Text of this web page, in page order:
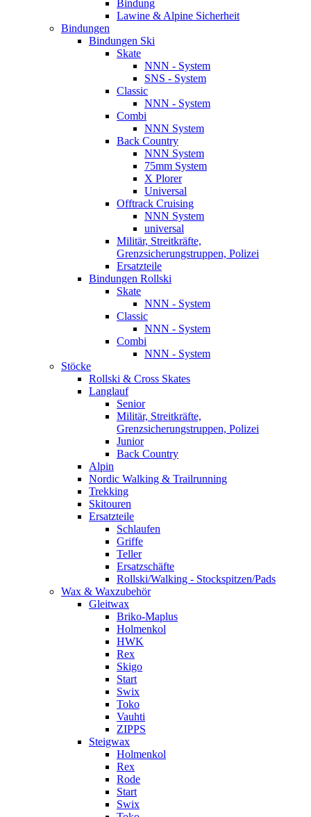
Bindung
Lawine & Alpine Sicherheit
Bindungen
Bindungen Ski
Skate
NNN - System
SNS - System
Classic
NNN - System
Combi
NNN System
Back Country
NNN System
75mm System
X Plorer
Universal
Offtrack Cruising
NNN System
universal
Militär, Streitkräfte,
Grenzsicherungstruppen, Polizei
Ersatzteile
Bindungen Rollski
Skate
NNN - System
Classic
NNN - System
Combi
NNN - System
Stöcke
Rollski & Cross Skates
Langlauf
Senior
Militär, Streitkräfte,
Grenzsicherungstruppen, Polizei
Junior
Back Country
Alpin
Nordic Walking & Trailrunning
Trekking
Skitouren
Ersatzteile
Schlaufen
Griffe
Teller
Ersatzschäfte
Rollski/Walking - Stockspitzen/Pads
Wax & Waxzubehör
Gleitwax
Briko-Maplus
Holmenkol
HWK
Rex
Skigo
Start
Swix
Toko
Vauhti
ZIPPS
Steigwax
Holmenkol
Rex
Rode
Start
Swix